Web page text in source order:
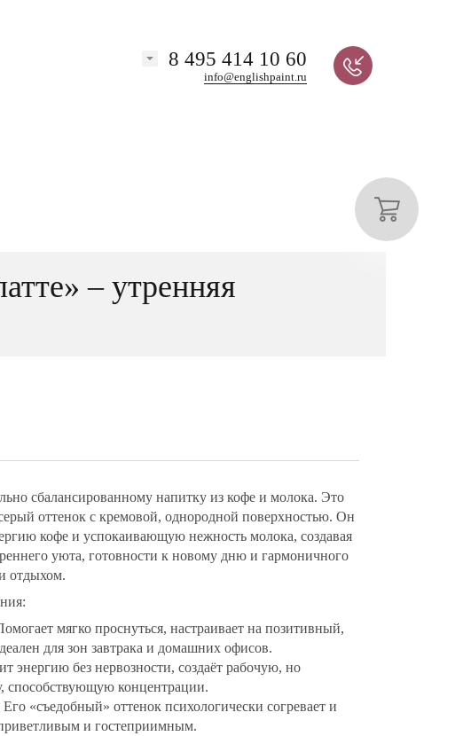
8 495 414 10 60
info@englishpaint.ru
– утренняя
сбалансированному напитку из кофе и молока. Это
оттенок с кремовой, однородной поверхностью. Он
кофе и успокаивающую нежность молока, создавая
уюта, готовности к новому дню и гармоничного
отдыхом.
мягко проснуться, настраивает на позитивный,
для зон завтрака и домашних офисов.
энергию без нервозности, создаёт рабочую, но
способствующую концентрации.
Его «съедобный» оттенок психологически согревает и
приветливым и гостеприимным.